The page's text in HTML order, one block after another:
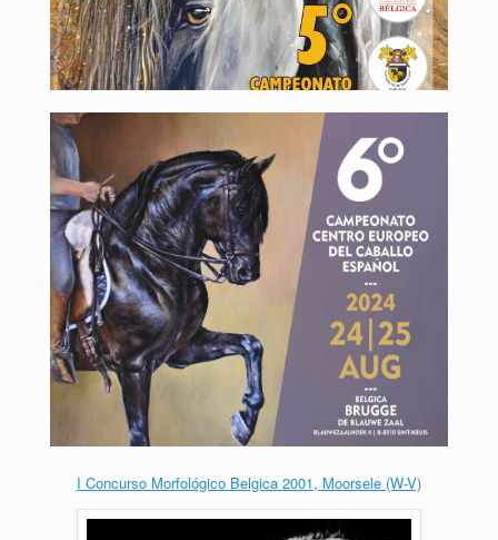
I Concurso Morfológico Belgica 2001, Moorsele (W-V)